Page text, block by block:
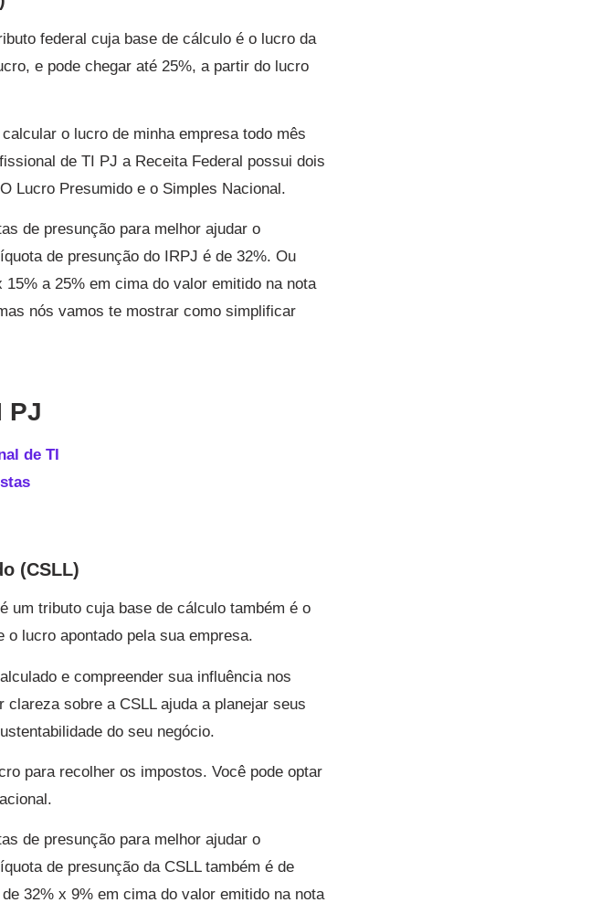
federal cuja base de cálculo é o lucro da
e pode chegar até 25%, a partir do lucro
o lucro de minha empresa todo mês
de TI PJ a Receita Federal possui dois
Lucro Presumido e o Simples Nacional.
de presunção para melhor ajudar o
de presunção do IRPJ é de 32%. Ou
a 25% em cima do valor emitido na nota
nós vamos te mostrar como simplificar
PJ
de TI
(CSLL)
um tributo cuja base de cálculo também é o
o lucro apontado pela sua empresa.
e compreender sua influência nos
sobre a CSLL ajuda a planejar seus
do seu negócio.
para recolher os impostos. Você pode optar
de presunção para melhor ajudar o
de presunção da CSLL também é de
32% x 9% em cima do valor emitido na nota